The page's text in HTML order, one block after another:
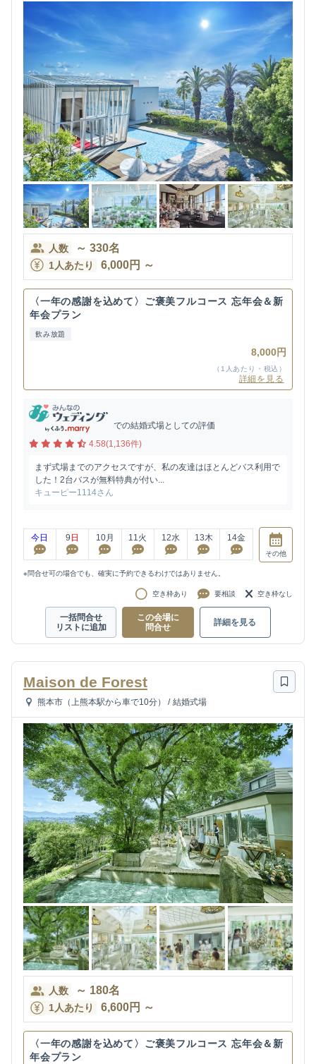
人数 ～ 330名
1人あたり 6,000円 ～
〈一年の感謝を込めて〉ご褒美フルコース 忘年会＆新
年会プラン
飲み放題
8,000円
（1人あたり・税込）
詳細を見る
での結婚式場としての評価
4.58(1,136件)
まず式場までのアクセスですが、私の友達はほとんどバス利用で
した！2台バスが無料特典が付い...
キューピー1114さん
今日 9 日 10月 11火 12水 13木 14金
その他
※問合せ可の場合でも、確実に予約できるわけではありません。
空き枠あり 要相談 空き枠なし
一括問合せ
リストに追加
この会場に
問合せ
詳細を見る
Maison de Forest
熊本市（上熊本駅から車で10分） / 結婚式場
人数 ～ 180名
1人あたり 6,600円 ～
〈一年の感謝を込めて〉ご褒美フルコース 忘年会＆新
年会プラン